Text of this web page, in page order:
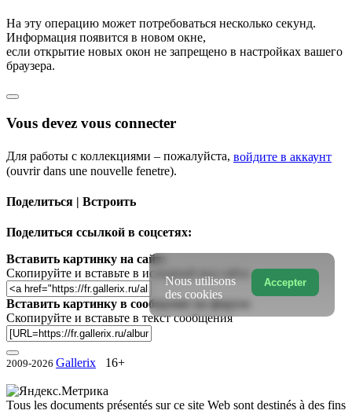
На эту операцию может потребоваться несколько секунд.
Информация появится в новом окне,
если открытие новых окон не запрещено в настройках вашего
браузера.
Vous devez vous connecter
Для работы с коллекциями – пожалуйста, войдите в аккаунт
(ouvrir dans une nouvelle fenetre).
Поделиться | Встроить
Поделиться ссылкой в соцсетях:
Вставить картинку на сайт:
Скопируйте и вставьте в исходный код сайта
Вставить картинку в сообщение на форум:
Скопируйте и вставьте в текст сообщения
2009-2026 Gallerix 16+
Tous les documents présentés sur ce site Web sont destinés à des fins
Accepter
Nous utilisons
des cookies